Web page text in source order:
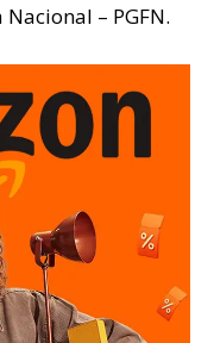
– PGFN.